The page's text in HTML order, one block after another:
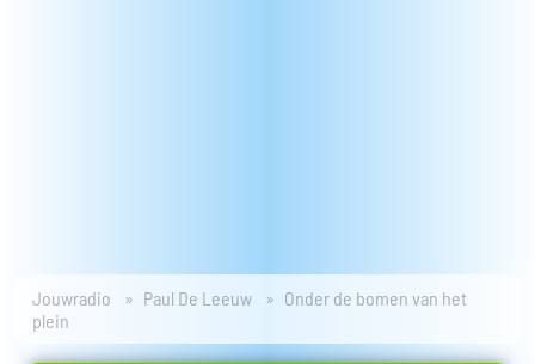
Jouwradio Paul De Leeuw
Onder de bomen van het
plein